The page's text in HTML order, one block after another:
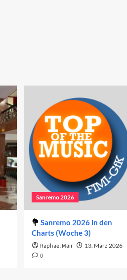
Sanremo 2026
Sanremo 2026 in den
Charts (Woche 3)
Raphael Mair 13. März 2026
0